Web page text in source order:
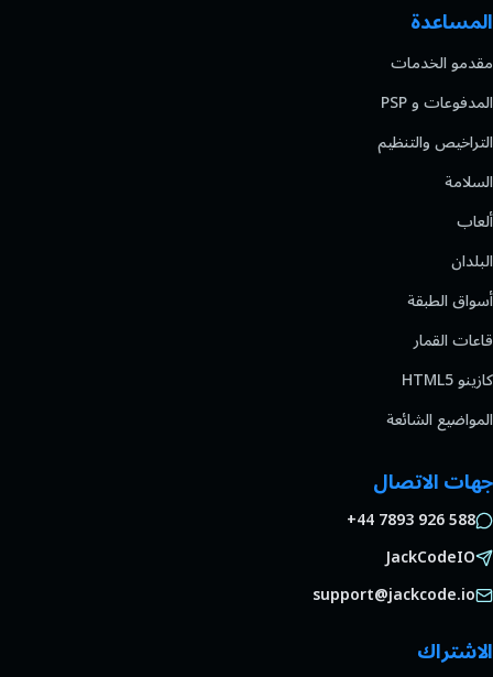
المساعدة
مقدمو الخدمات
المدفوعات و PSP
التراخيص والتنظيم
السلامة
ألعاب
البلدان
أسواق الطبقة
قاعات القمار
كازينو HTML5
المواضيع الشائعة
جهات الاتصال
+44 7893 926 588
JackCodeIO
support@jackcode.io
الاشتراك